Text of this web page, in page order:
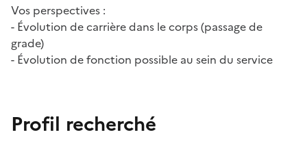
Vos perspectives :
- Évolution de carrière dans le corps (passage de
grade)
- Évolution de fonction possible au sein du service
Profil recherché